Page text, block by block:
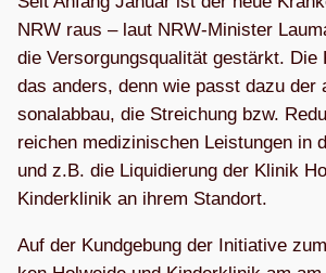
NRW raus – laut NRW-Minis­ter
die Ver­sor­gungs­qua­li­tät gestärkt. Die
das anders, denn wie passt dazu
so­nal­ab­bau, die Strei­chung bzw.
rei­chen medi­zi­ni­schen Leis­tun­gen in
und z.B. die Liqui­die­rung der Kli­nik
Kin­der­kli­nik an ihrem Standort.
Auf der Kund­ge­bung der Initia­tive